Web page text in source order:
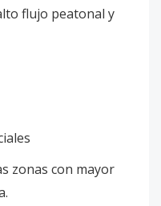
flujo peatonal y
zonas con mayor